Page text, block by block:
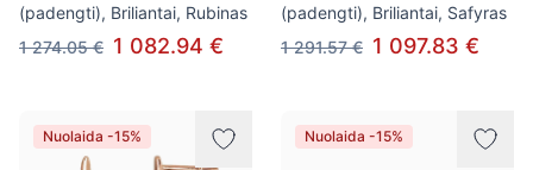
(padengti), Briliantai, Rubinas
1 274.05 € 1 082.94 €
(padengti), Briliantai, Safyras
1 291.57 € 1 097.83 €
Nuolaida -15% Nuolaida -15%